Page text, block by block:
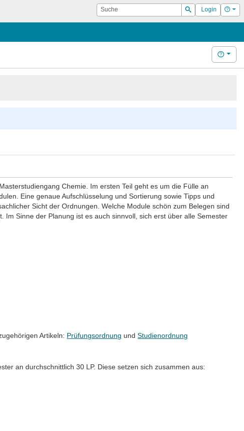
Suche
Suchen
Login Hilfe
Hilfe
Chemie. Im ersten Teil geht es um die Fülle an
Eine genaue Aufschlüsselung und Sortierung sowie Tipps und
Sicht der Ordnungen. Welche Module schön zum Belegen sind
Sinne der Planung ist es auch sinnvoll, sich erst über alle Semester
Artikeln: Prüfungsordnung undStudienordnung
an durchschnittlich 30 LP. Diese setzen sich zusammen aus: